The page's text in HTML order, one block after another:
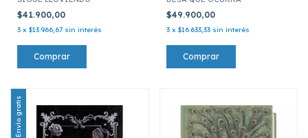
$41.900,00
3 x $13.966,67 sin interés
$49.900,00
3 x $16.633,33 sin interés
Envío gratis